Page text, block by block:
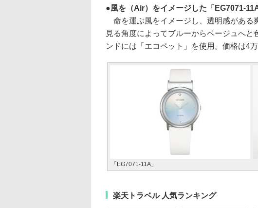
風を（Air）をイメージした「EG7071-11A
命を運ぶ風をイメージし、透明感がある
見る角度によってブルーからベージュへ
ンドには「エコペット」を使用。価格は4万
「EG7071-11A」
楽天トラベル 人気ランキング